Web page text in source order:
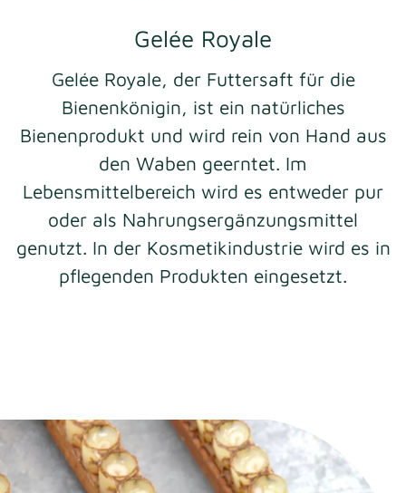
Gelée Royale
Gelée Royale, der Futtersaft für die
Bienenkönigin, ist ein natürliches
Bienenprodukt und wird rein von Hand aus
den Waben geerntet. Im
Lebensmittelbereich wird es entweder pur
oder als Nahrungsergänzungsmittel
genutzt. In der Kosmetikindustrie wird es in
pflegenden Produkten eingesetzt.